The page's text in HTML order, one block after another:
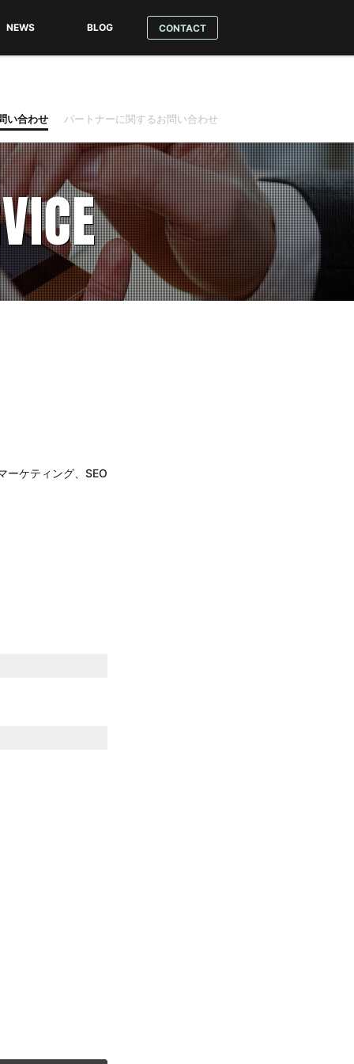
NEWS BLOG CONTACT
い合わせ パートナーに関するお問い合わせ
ーケティング、SEO